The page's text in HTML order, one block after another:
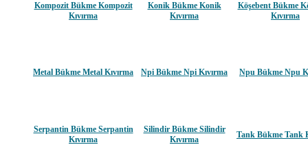
Kompozit Bükme Kompozit
Kıvırma
Konik Bükme Konik
Kıvırma
Köşebent Bükme
Kıvırma
Metal Bükme Metal Kıvırma Npi Bükme Npi Kıvırma Npu Bükme Npu
Serpantin Bükme Serpantin
Kıvırma
Silindir Bükme Silindir
Kıvırma
Tank Bükme Tank